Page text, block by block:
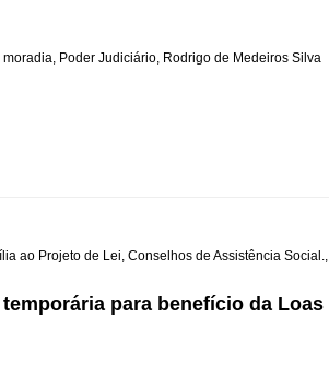
moradia, Poder Judiciário, Rodrigo de Medeiros Silva
ao Projeto de Lei, Conselhos de Assistência Social.,
para benefício da Loas